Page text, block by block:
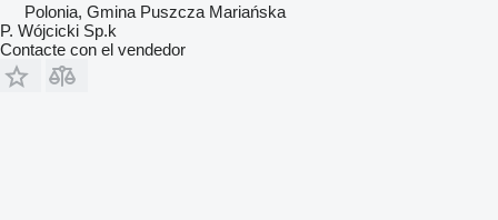
Polonia, Gmina Puszcza Mariańska
P. Wójcicki Sp.k
Contacte con el vendedor